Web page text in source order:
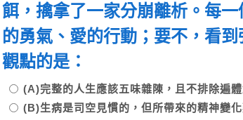
餌，擒拿了一家分崩離析。每
的勇氣、愛的行動；要不，看
觀點的是：
(A)完整的人生應該五味雜陳，且不排除遍
(B)生病是司空見慣的，但所帶來的精神變